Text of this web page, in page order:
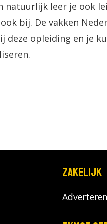
natuurlijk leer je ook
bij. De vakken
deze opleiding en je
Zakelijk
Adverteren